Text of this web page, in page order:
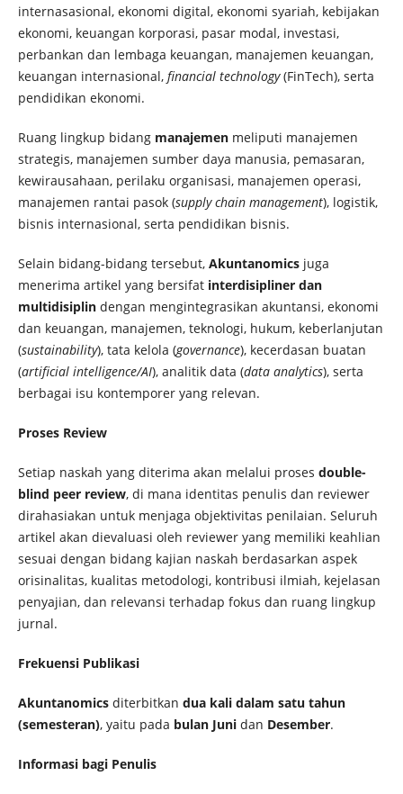
internasasional, ekonomi digital, ekonomi syariah, kebijakan
ekonomi, keuangan korporasi, pasar modal, investasi,
perbankan dan lembaga keuangan, manajemen keuangan,
keuangan internasional, financial technology(FinTech), serta
pendidikan ekonomi.
Ruang lingkup bidang manajemenmeliputi manajemen
strategis, manajemen sumber daya manusia, pemasaran,
kewirausahaan, perilaku organisasi, manajemen operasi,
manajemen rantai pasok (supply chain management), logistik,
bisnis internasional, serta pendidikan bisnis.
Selain bidang-bidang tersebut, Akuntanomicsjuga
menerima artikel yang bersifat interdisipliner dan
multidisiplindengan mengintegrasikan akuntansi, ekonomi
dan keuangan, manajemen, teknologi, hukum, keberlanjutan
(sustainability), tata kelola (governance), kecerdasan buatan
(artificial intelligence/AI), analitik data (data analytics), serta
berbagai isu kontemporer yang relevan.
Proses Review
Setiap naskah yang diterima akan melalui proses double-
blind peer review, di mana identitas penulis dan reviewer
dirahasiakan untuk menjaga objektivitas penilaian. Seluruh
artikel akan dievaluasi oleh reviewer yang memiliki keahlian
sesuai dengan bidang kajian naskah berdasarkan aspek
orisinalitas, kualitas metodologi, kontribusi ilmiah, kejelasan
penyajian, dan relevansi terhadap fokus dan ruang lingkup
jurnal.
Frekuensi Publikasi
Akuntanomicsditerbitkan dua kali dalam satu tahun
(semesteran), yaitu pada bulan Junidan Desember.
Informasi bagi Penulis